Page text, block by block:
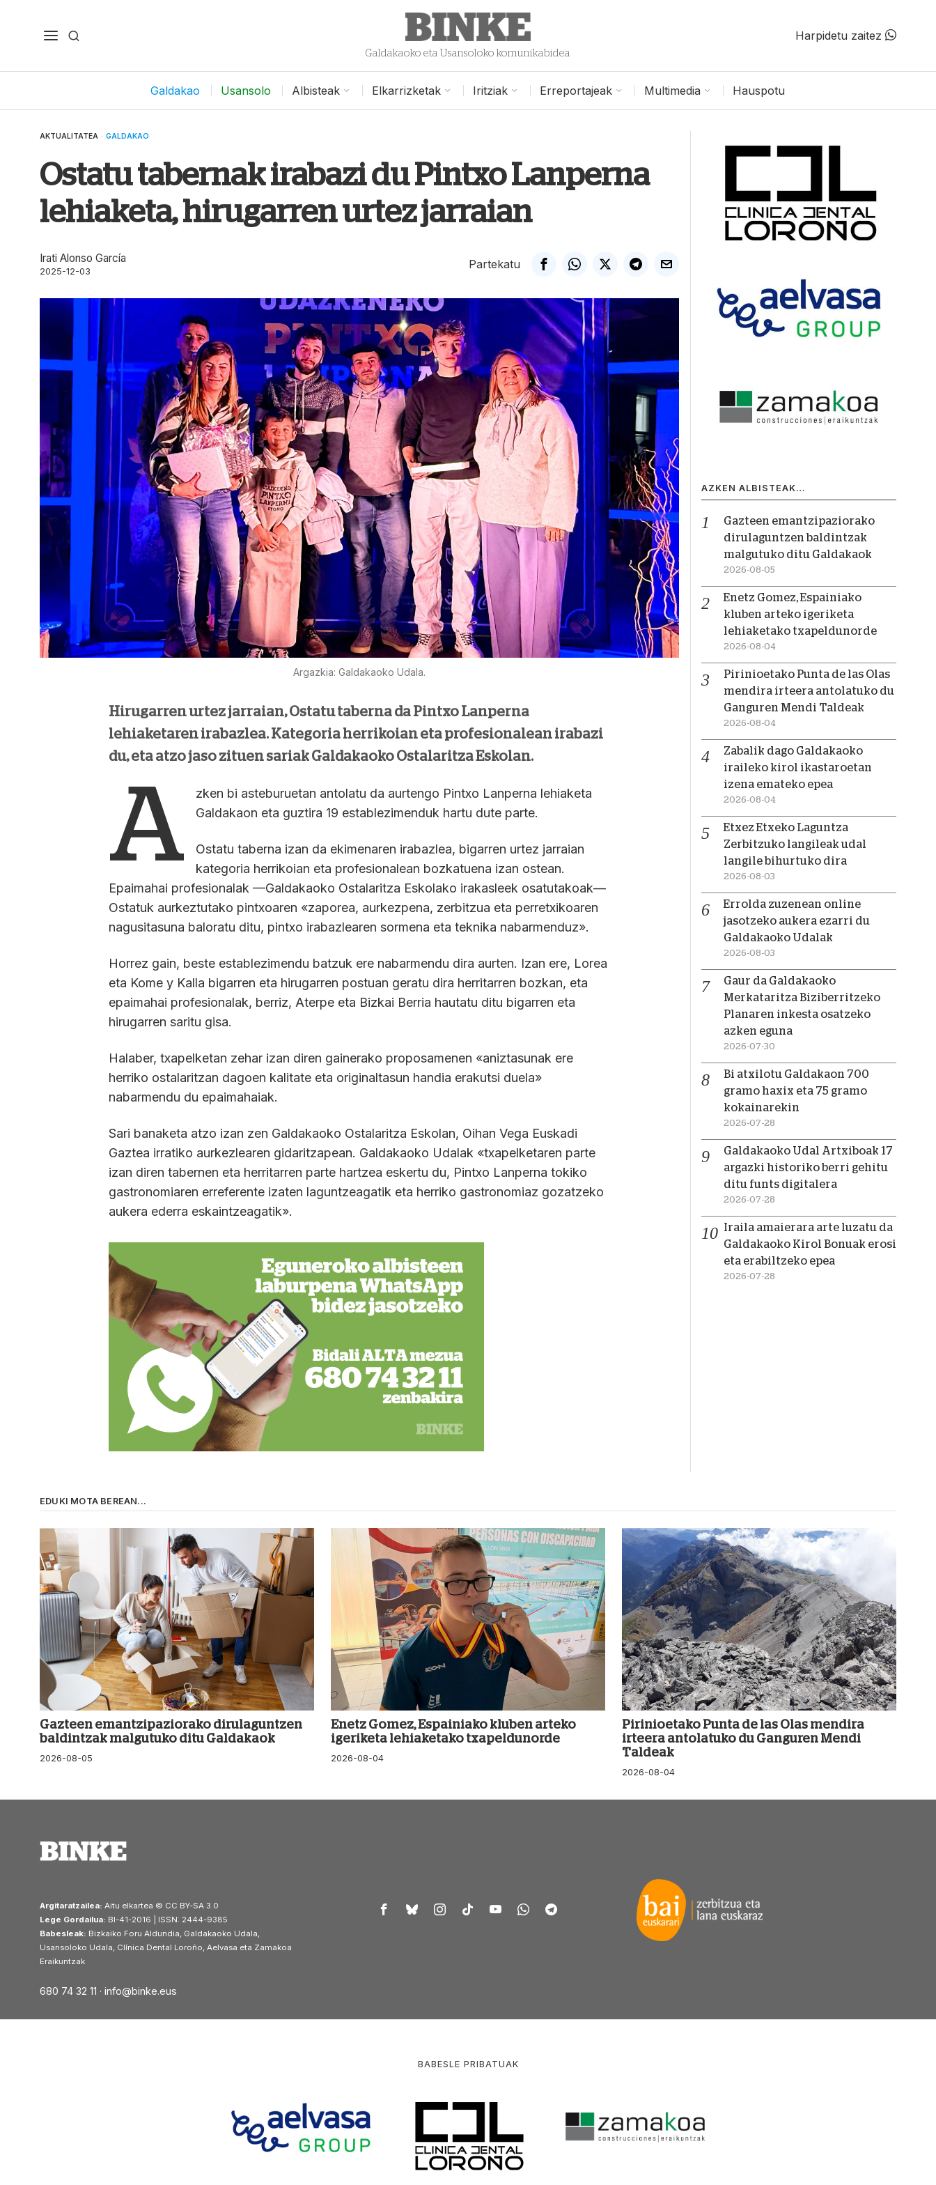
Galdakaoko eta Usansoloko komunikabidea
Harpidetu zaitez
Galdakao Usansolo Albisteak Elkarrizketak Iritziak Erreportajeak Multimedia Hauspotu
AKTUALITATEA · GALDAKAO
Ostatu tabernak irabazi du Pintxo Lanperna
lehiaketa, hirugarren urtez jarraian
Irati Alonso García
2025-12-03
Partekatu
Argazkia: Galdakaoko Udala.
Hirugarren urtez jarraian, Ostatu taberna da Pintxo Lanperna
lehiaketaren irabazlea. Kategoria herrikoian eta profesionalean irabazi
du, eta atzo jaso zituen sariak Galdakaoko Ostalaritza Eskolan.
A
zken bi asteburuetan antolatu da aurtengo Pintxo Lanperna lehiaketa
Galdakaon eta guztira 19 establezimenduk hartu dute parte.
Ostatu taberna izan da ekimenaren irabazlea, bigarren urtez jarraian
kategoria herrikoian eta profesionalean bozkatuena izan ostean.
Epaimahai profesionalak —Galdakaoko Ostalaritza Eskolako irakasleek osatutakoak—
Ostatuk aurkeztutako pintxoaren «zaporea, aurkezpena, zerbitzua eta perretxikoaren
nagusitasuna baloratu ditu, pintxo irabazlearen sormena eta teknika nabarmenduz».
Horrez gain, beste establezimendu batzuk ere nabarmendu dira aurten. Izan ere, Lorea
eta Kome y Kalla bigarren eta hirugarren postuan geratu dira herritarren bozkan, eta
epaimahai profesionalak, berriz, Aterpe eta Bizkai Berria hautatu ditu bigarren eta
hirugarren saritu gisa.
Halaber, txapelketan zehar izan diren gainerako proposamenen «aniztasunak ere
herriko ostalaritzan dagoen kalitate eta originaltasun handia erakutsi duela»
nabarmendu du epaimahaiak.
Sari banaketa atzo izan zen Galdakaoko Ostalaritza Eskolan, Oihan Vega Euskadi
Gaztea irratiko aurkezlearen gidaritzapean. Galdakaoko Udalak «txapelketaren parte
izan diren tabernen eta herritarren parte hartzea eskertu du, Pintxo Lanperna tokiko
gastronomiaren erreferente izaten laguntzeagatik eta herriko gastronomiaz gozatzeko
aukera ederra eskaintzeagatik».
AZKEN ALBISTEAK…
Gazteen emantzipaziorako
dirulaguntzen baldintzak
malgutuko ditu Galdakaok
2026-08-05
Enetz Gomez, Espainiako
kluben arteko igeriketa
lehiaketako txapeldunorde
2026-08-04
Pirinioetako Punta de las Olas
mendira irteera antolatuko du
Ganguren Mendi Taldeak
2026-08-04
Zabalik dago Galdakaoko
iraileko kirol ikastaroetan
izena emateko epea
2026-08-04
Etxez Etxeko Laguntza
Zerbitzuko langileak udal
langile bihurtuko dira
2026-08-03
Errolda zuzenean online
jasotzeko aukera ezarri du
Galdakaoko Udalak
2026-08-03
Gaur da Galdakaoko
Merkataritza Biziberritzeko
Planaren inkesta osatzeko
azken eguna
2026-07-30
Bi atxilotu Galdakaon 700
gramo haxix eta 75 gramo
kokainarekin
2026-07-28
Galdakaoko Udal Artxiboak 17
argazki historiko berri gehitu
ditu funts digitalera
2026-07-28
Iraila amaierara arte luzatu da
Galdakaoko Kirol Bonuak erosi
eta erabiltzeko epea
2026-07-28
EDUKI MOTA BEREAN...
Gazteen emantzipaziorako dirulaguntzen
baldintzak malgutuko ditu Galdakaok
2026-08-05
Enetz Gomez, Espainiako kluben arteko
igeriketa lehiaketako txapeldunorde
2026-08-04
Pirinioetako Punta de las Olas mendira
irteera antolatuko du Ganguren Mendi
Taldeak
2026-08-04
Argitaratzailea: Aitu elkartea © CC BY-SA 3.0
Lege Gordailua: BI-41-2016 | ISSN: 2444-9385
Babesleak: Bizkaiko Foru Aldundia, Galdakaoko Udala,
Usansoloko Udala, Clínica Dental Loroño, Aelvasa eta Zamakoa
Eraikuntzak
680 74 32 11 · info@binke.eus
BABESLE PRIBATUAK